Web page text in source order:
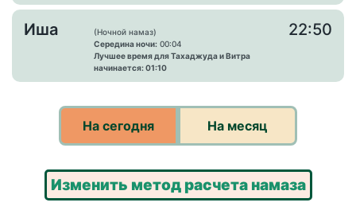
Иша
(Ночной намаз)
Середина ночи: 00:04
Лучшее время для Тахаджуда и Витра
начинается: 01:10
22:50
На сегодня На месяц
Изменить метод расчета намаза